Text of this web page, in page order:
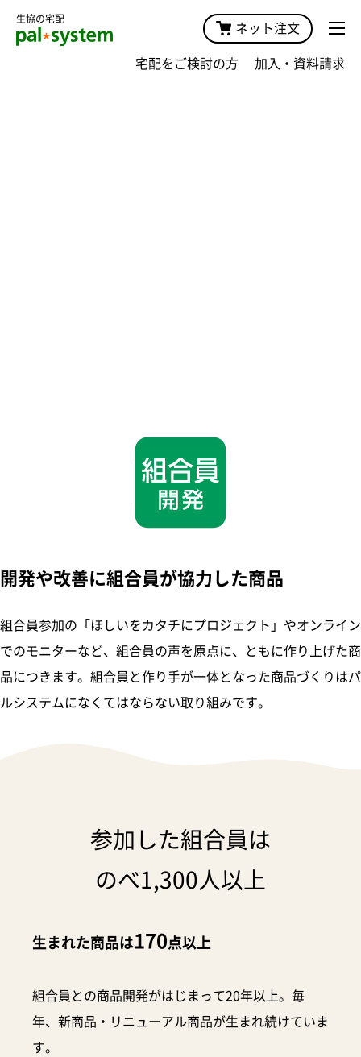
生協の宅配
ネット注文
宅配をご検討の方 加入・資料請求
開発や改善に組合員が協力した商品
組合員参加の「ほしいをカタチにプロジェクト」やオンライン
でのモニターなど、組合員の声を原点に、ともに作り上げた商
品につきます。組合員と作り手が一体となった商品づくりはパ
ルシステムになくてはならない取り組みです。
参加した組合員は
のべ1,300人以上
生まれた商品は170点以上
組合員との商品開発がはじまって20年以上。毎
年、新商品・リニューアル商品が生まれ続けていま
す。